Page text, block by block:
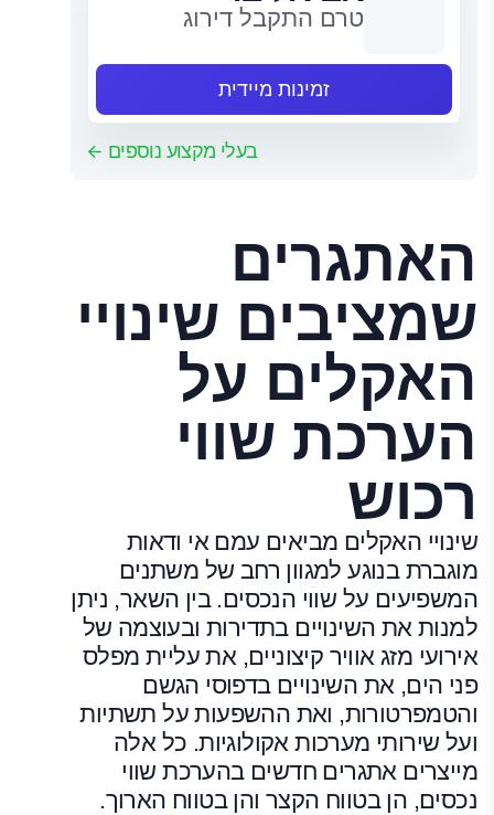
טרם התקבל דירוג
זמינות מיידית
בעלי מקצוע נוספים
האתגרים
שמציבים שינויי
האקלים על
הערכת שווי
רכוש
שינויי האקלים מביאים עמם אי ודאות
מוגברת בנוגע למגוון רחב של משתנים
המשפיעים על שווי הנכסים. בין השאר, ניתן
למנות את השינויים בתדירות ובעוצמה של
אירועי מזג אוויר קיצוניים, את עליית מפלס
פני הים, את השינויים בדפוסי הגשם
והטמפרטורות, ואת ההשפעות על תשתיות
ועל שירותי מערכות אקולוגיות. כל אלה
מייצרים אתגרים חדשים בהערכת שווי
נכסים, הן בטווח הקצר והן בטווח הארוך.